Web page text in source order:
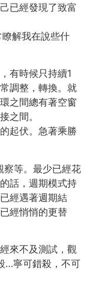
已經發現了致富
解我在說些什
有時候只持續1
調整，轉換。就
之間總有著空窗
之間。
起伏。急著乘勝
等。最少已經花
話，週期模式持
經遇著週期結
經悄悄的更替
來不及測試，觀
…寧可錯殺，不可